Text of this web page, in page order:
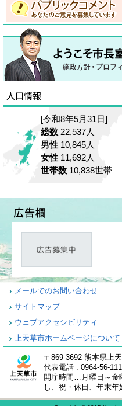
[令和8年5月31日]
総数 22,537人
男性 10,845人
女性 11,692人
世帯数 10,838世帯
メールでのお問い合わせ
サイトマップ
ウェブアクセシビリティ
上天草市ホームページについて
〒869-3692 熊本県上
代表電話 : 0964-56-
開庁時間…月曜日～金
し、祝・休日、年末年